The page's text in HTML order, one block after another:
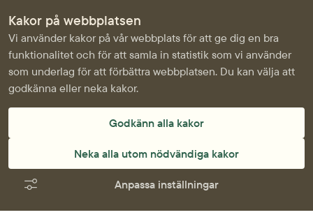
Kakor på webbplatsen
Vi använder kakor på vår webbplats för att ge dig en bra
funktionalitet och för att samla in statistik som vi använder
som underlag för att förbättra webbplatsen. Du kan välja att
godkänna eller neka kakor.
Godkänn alla kakor
Neka alla utom nödvändiga kakor
Anpassa inställningar